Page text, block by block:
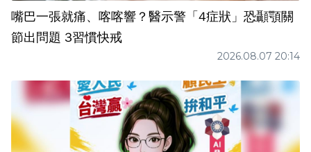
嘴巴一張就痛、喀喀響？醫示警「4症狀」恐顳顎關
節出問題 3習慣快戒
2026.08.07 20:14